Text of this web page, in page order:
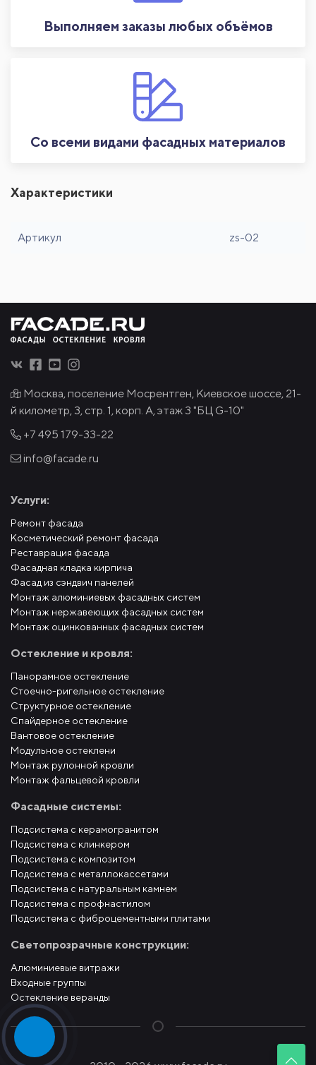
Выполняем заказы любых объёмов
Со всеми видами фасадных материалов
Характеристики
Артикул zs-02
Москва, поселение Мосрентген, Киевское шоссе, 21-
й километр, 3, стр. 1, корп. А, этаж 3 "БЦ G-10"
+7 495 179-33-22
info@facade.ru
Услуги:
Ремонт фасада
Косметический ремонт фасада
Реставрация фасада
Фасадная кладка кирпича
Фасад из сэндвич панелей
Монтаж алюминиевых фасадных систем
Монтаж нержавеющих фасадных систем
Монтаж оцинкованных фасадных систем
Остекление и кровля:
Панорамное остекление
Стоечно-ригельное остекление
Структурное остекление
Спайдерное остекление
Вантовое остекление
Модульное остеклени
Монтаж рулонной кровли
Монтаж фальцевой кровли
Фасадные системы:
Подсистема с керамогранитом
Подсистема с клинкером
Подсистема с композитом
Подсистема с металлокассетами
Подсистема с натуральным камнем
Подсистема с профнастилом
Подсистема с фиброцементными плитами
Светопрозрачные конструкции:
Алюминиевые витражи
Входные группы
Остекление веранды